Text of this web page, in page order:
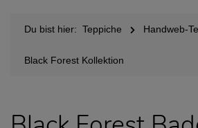
Du bist hier: Teppiche Handweb-
Black Forest Kollektion